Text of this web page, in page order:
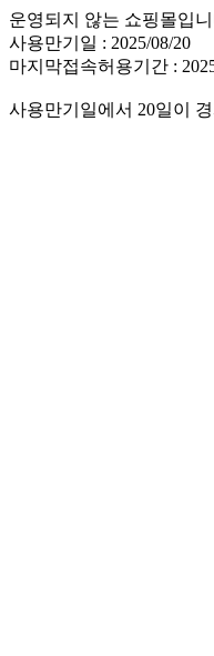
운영되지 않는 쇼핑몰입
사용만기일 : 2025/08/20
마지막접속허용기간 :
사용만기일에서 20일이